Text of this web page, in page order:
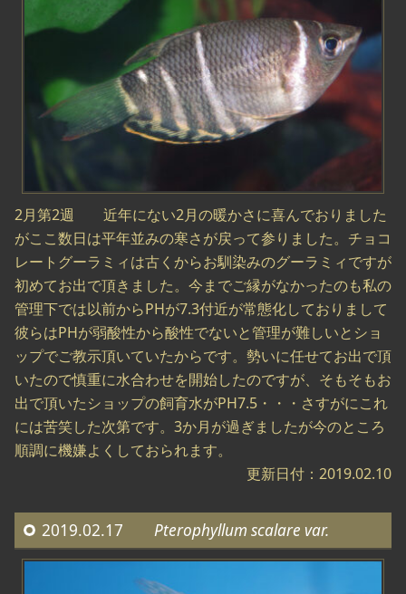
2月第2週 近年にない2月の暖かさに喜んでおりました
がここ数日は平年並みの寒さが戻って参りました。チョコ
レートグーラミィは古くからお馴染みのグーラミィですが
初めてお出で頂きました。今までご縁がなかったのも私の
管理下では以前からPHが7.3付近が常態化しておりまして
彼らはPHが弱酸性から酸性でないと管理が難しいとショ
ップでご教示頂いていたからです。勢いに任せてお出で頂
いたので慎重に水合わせを開始したのですが、そもそもお
出で頂いたショップの飼育水がPH7.5・・・さすがにこれ
には苦笑した次第です。3か月が過ぎましたが今のところ
順調に機嫌よくしておられます。
更新日付：2019.02.10
2019.02.17 Pterophyllum scalare var.